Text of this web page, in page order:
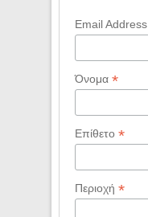
Email Address
Όνομα *
Επίθετο *
Περιοχή *